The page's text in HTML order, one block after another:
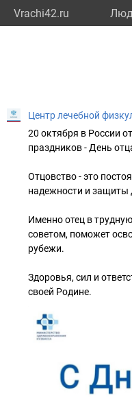
Vrachi42.ru
Центр лечебной
20 октября в России
праздников - День
Отцовство - это
надежности и защиты
Именно отец в
советом, поможет
рубежи.
Здоровья, сил и
своей Родине.